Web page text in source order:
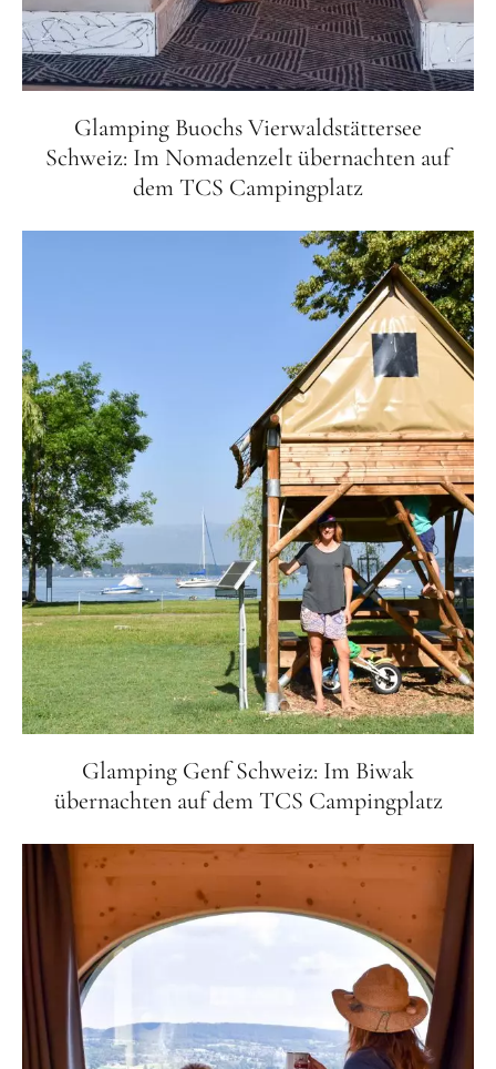
Glamping Buochs Vierwaldstättersee
Schweiz: Im Nomadenzelt übernachten auf
dem TCS Campingplatz
Glamping Genf Schweiz: Im Biwak
übernachten auf dem TCS Campingplatz